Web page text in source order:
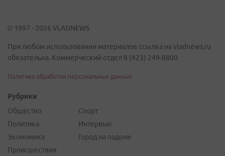
© 1997 - 2026 VLADNEWS
При любом использовании материалов ссылка на vladnews.ru
обязательна. Коммерческий отдел 8 (423) 249-8800
Политика обработки персональных данных
Рубрики
Общество
Политика
Экономика
Происшествия
Спорт
Интервью
Город на ладони